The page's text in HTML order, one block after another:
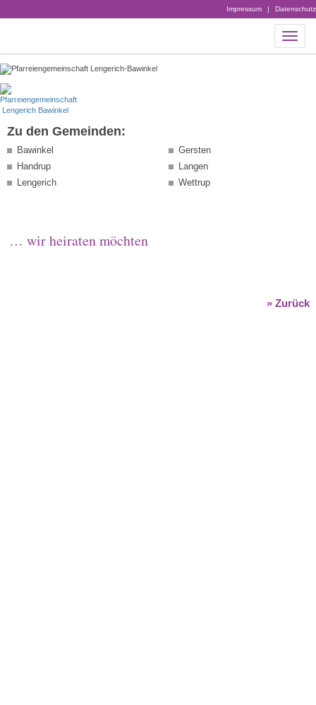
Impressum | Datenschutz
Zu den Gemeinden:
Bawinkel
Gersten
Handrup
Langen
Lengerich
Wettrup
… wir heiraten möchten
» Zurück